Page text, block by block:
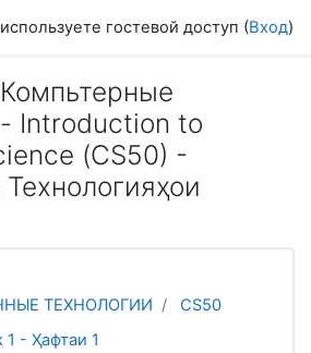
гостевой доступ (Вход)
Introduction to
(СS50) -
ТЕХНОЛОГИИ
CS50
- Ҳафтаи 1